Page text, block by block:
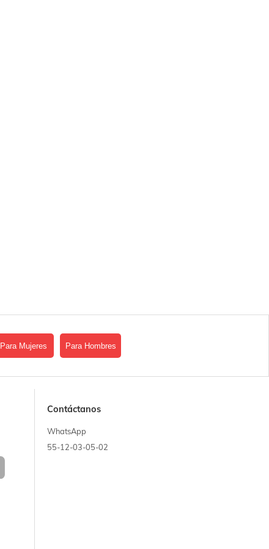
Para Mujeres Para Hombres
Contáctanos
WhatsApp
55-12-03-05-02